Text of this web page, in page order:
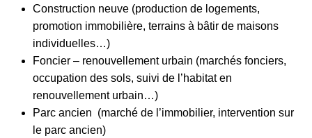
Construction neuve (production de logements,
promotion immobilière, terrains à bâtir de maisons
individuelles…)
Foncier – renouvellement urbain (marchés fonciers,
occupation des sols, suivi de l’habitat en
renouvellement urbain…)
Parc ancien (marché de l’immobilier, intervention sur
le parc ancien)